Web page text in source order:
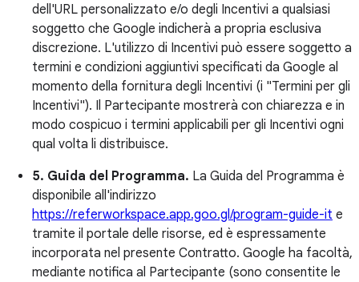
dell'URL personalizzato e/o degli Incentivi a qualsiasi
soggetto che Google indicherà a propria esclusiva
discrezione. L'utilizzo di Incentivi può essere soggetto a
termini e condizioni aggiuntivi specificati da Google al
momento della fornitura degli Incentivi (i "Termini per gli
Incentivi"). Il Partecipante mostrerà con chiarezza e in
modo cospicuo i termini applicabili per gli Incentivi ogni
qual volta li distribuisce.
5. Guida del Programma. La Guida del Programma è
disponibile all'indirizzo
https://referworkspace.app.goo.gl/program-guide-it e
tramite il portale delle risorse, ed è espressamente
incorporata nel presente Contratto. Google ha facoltà,
mediante notifica al Partecipante (sono consentite le